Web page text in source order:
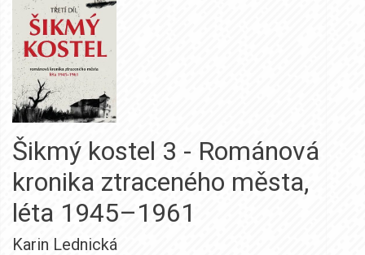
Šikmý kostel 3 - Románová
kronika ztraceného města,
léta 1945–1961
Karin Lednická